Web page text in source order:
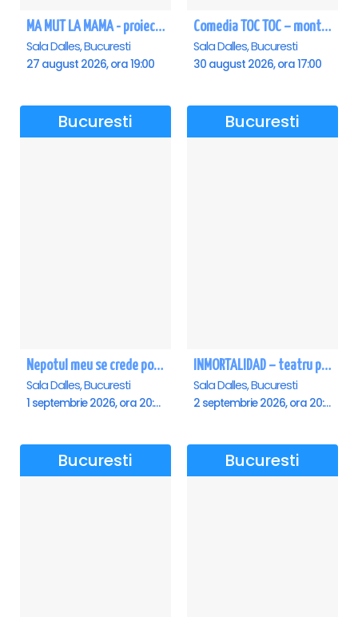
MA MUT LA MAMA - proiectie film Dalles
Sala Dalles, Bucuresti
27 august 2026, ora 19:00
Comedia TOC TOC – montarea originală
Sala Dalles, Bucuresti
30 august 2026, ora 17:00
Bucuresti
Nepotul meu se crede poet - Sala Dalles
Sala Dalles, Bucuresti
1 septembrie 2026, ora 20:00
Bucuresti
INMORTALIDAD – teatru poetic cu Magda Catone & Maxim Belciug
Sala Dalles, Bucuresti
2 septembrie 2026, ora 20:00
Bucuresti Bucuresti